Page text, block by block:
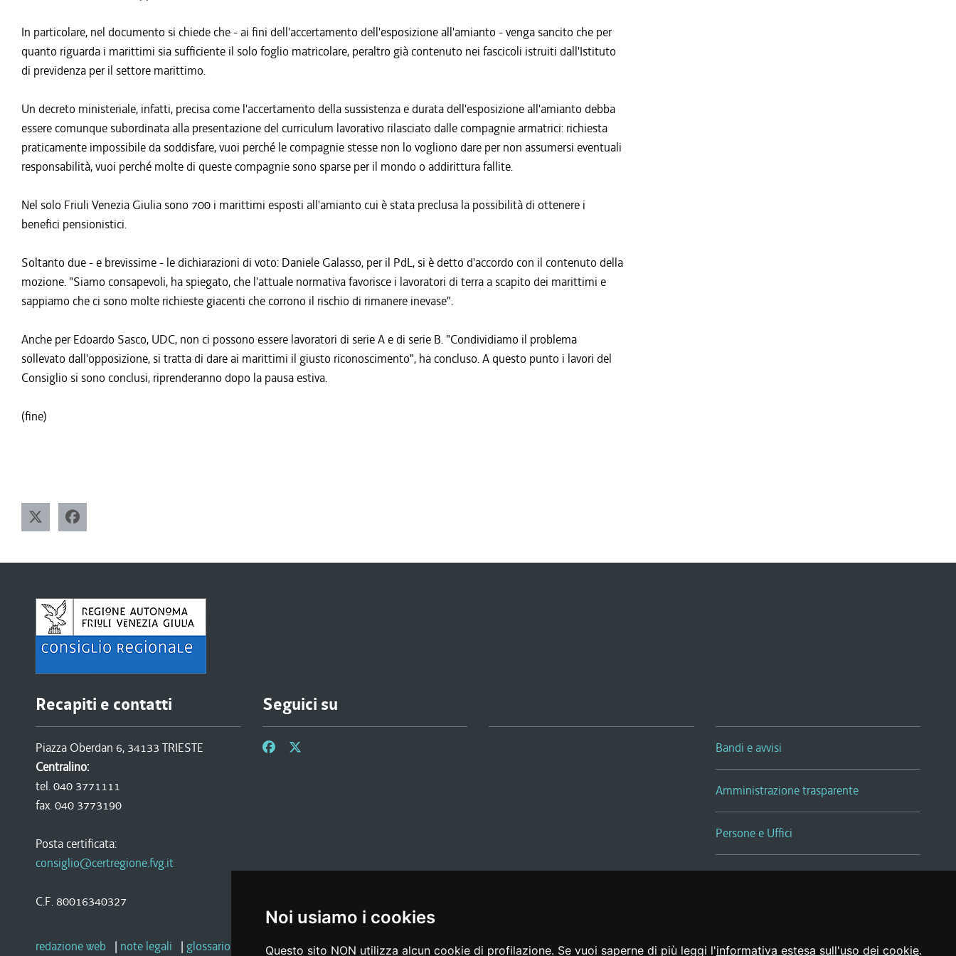
Noi usiamo i cookies
Questo sito NON utilizza alcun cookie di profilazione. Se vuoi saperne di più leggi l'informativa estesa sull'uso dei cookie.
In particolare, nel documento si chiede che - ai fini dell'accertamento dell'esposizione all'amianto - venga sancito che per
quanto riguarda i marittimi sia sufficiente il solo foglio matricolare, peraltro già contenuto nei fascicoli istruiti dall'Istituto
di previdenza per il settore marittimo.
Un decreto ministeriale, infatti, precisa come l'accertamento della sussistenza e durata dell'esposizione all'amianto debba
essere comunque subordinata alla presentazione del curriculum lavorativo rilasciato dalle compagnie armatrici: richiesta
praticamente impossibile da soddisfare, vuoi perché le compagnie stesse non lo vogliono dare per non assumersi eventuali
responsabilità, vuoi perché molte di queste compagnie sono sparse per il mondo o addirittura fallite.
Nel solo Friuli Venezia Giulia sono 700 i marittimi esposti all'amianto cui è stata preclusa la possibilità di ottenere i
benefici pensionistici.
Soltanto due - e brevissime - le dichiarazioni di voto: Daniele Galasso, per il PdL, si è detto d'accordo con il contenuto della
mozione. "Siamo consapevoli, ha spiegato, che l'attuale normativa favorisce i lavoratori di terra a scapito dei marittimi e
sappiamo che ci sono molte richieste giacenti che corrono il rischio di rimanere inevase".
Anche per Edoardo Sasco, UDC, non ci possono essere lavoratori di serie A e di serie B. "Condividiamo il problema
sollevato dall'opposizione, si tratta di dare ai marittimi il giusto riconoscimento", ha concluso. A questo punto i lavori del
Consiglio si sono conclusi, riprenderanno dopo la pausa estiva.
(fine)
Recapiti e contatti
Piazza Oberdan 6, 34133 TRIESTE
Centralino:
tel. 040 3771111
fax. 040 3773190
Posta certificata:
consiglio@certregione.fvg.it
C.F. 80016340327
Seguici su
Bandi e avvisi
Amministrazione trasparente
Persone e Uffici
Sala Tiziano Tessitori
redazione web | note legali | glossario privacy |social media policy | dichiarazione di accessibilità | feedback Realizzato da